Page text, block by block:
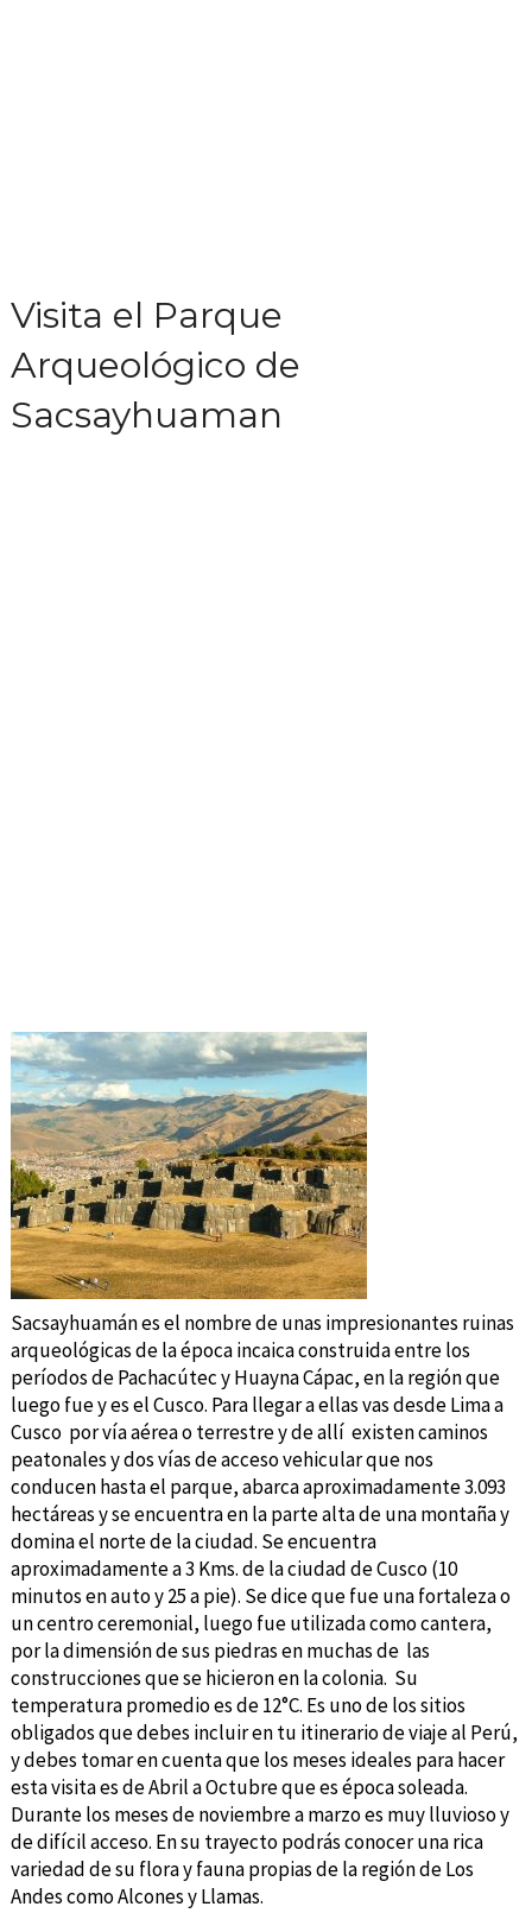
Visita el Parque
Arqueológico de
Sacsayhuaman
Sacsayhuamán es el nombre de unas impresionantes ruinas
arqueológicas de la época incaica construida entre los
períodos de Pachacútec y Huayna Cápac, en la región que
luego fue y es el Cusco. Para llegar a ellas vas desde Lima a
Cusco por vía aérea o terrestre y de allí existen caminos
peatonales y dos vías de acceso vehicular que nos
conducen hasta el parque, abarca aproximadamente 3.093
hectáreas y se encuentra en la parte alta de una montaña y
domina el norte de la ciudad. Se encuentra
aproximadamente a 3 Kms. de la ciudad de Cusco (10
minutos en auto y 25 a pie). Se dice que fue una fortaleza o
un centro ceremonial, luego fue utilizada como cantera,
por la dimensión de sus piedras en muchas de las
construcciones que se hicieron en la colonia. Su
temperatura promedio es de 12°C. Es uno de los sitios
obligados que debes incluir en tu itinerario de viaje al Perú,
y debes tomar en cuenta que los meses ideales para hacer
esta visita es de Abril a Octubre que es época soleada.
Durante los meses de noviembre a marzo es muy lluvioso y
de difícil acceso. En su trayecto podrás conocer una rica
variedad de su flora y fauna propias de la región de Los
Andes como Alcones y Llamas.